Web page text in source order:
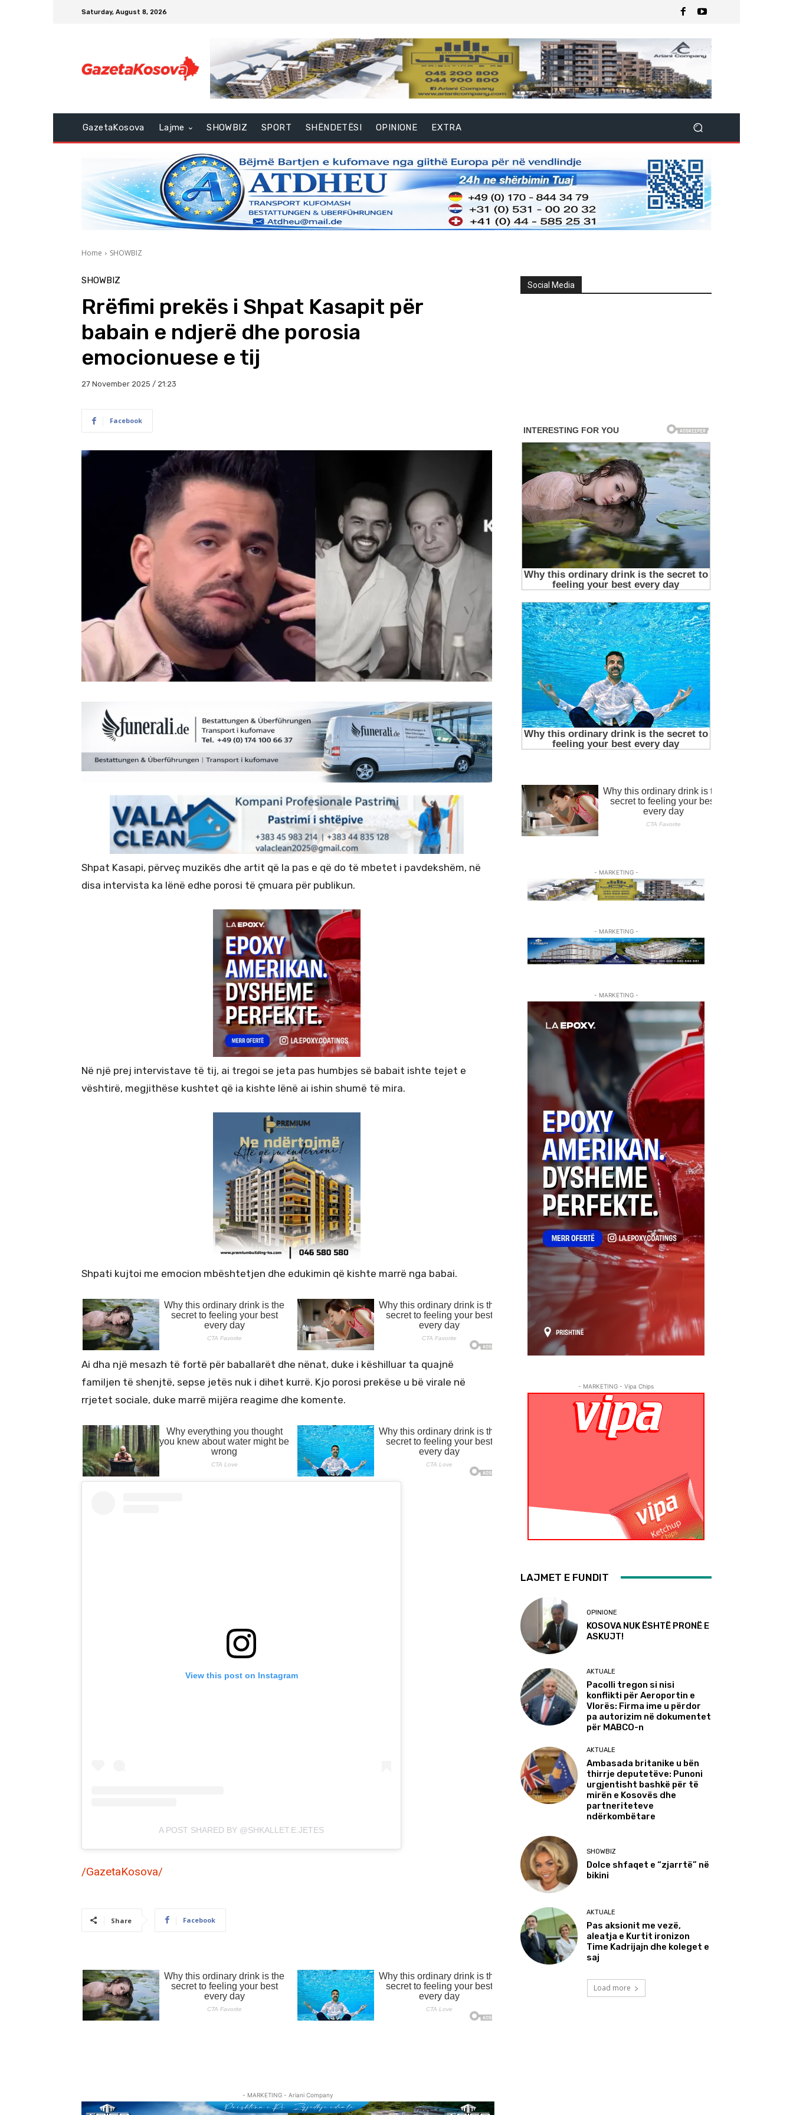
Saturday, August 8, 2026
GazetaKosova Lajme SHOWBIZ SPORT SHËNDETËSI OPINIONE EXTRA
Home SHOWBIZ
SHOWBIZ
Rrëfimi prekës i Shpat Kasapit për
babain e ndjerë dhe porosia
emocionuese e tij
27 November 2025 / 21:23
Facebook
Shpat Kasapi, përveç muzikës dhe artit që la pas e që do të mbetet i pavdekshëm, në
disa intervista ka lënë edhe porosi të çmuara për publikun.
Në një prej intervistave të tij, ai tregoi se jeta pas humbjes së babait ishte tejet e
vështirë, megjithëse kushtet që ia kishte lënë ai ishin shumë të mira.
Shpati kujtoi me emocion mbështetjen dhe edukimin që kishte marrë nga babai.
Ai dha një mesazh të fortë për baballarët dhe nënat, duke i këshilluar ta quajnë
familjen të shenjtë, sepse jetës nuk i dihet kurrë. Kjo porosi prekëse u bë virale në
rrjetet sociale, duke marrë mijëra reagime dhe komente.
View this post on Instagram
A POST SHARED BY @SHKALLET.E.JETES
/GazetaKosova/
Share Facebook
- MARKETING - Ariani Company
Social Media
- MARKETING -
- MARKETING -
- MARKETING -
- MARKETING - Vipa Chips
LAJMET E FUNDIT
OPINIONE
KOSOVA NUK ËSHTË PRONË E
ASKUJT!
AKTUALE
Pacolli tregon si nisi
konflikti për Aeroportin e
Vlorës: Firma ime u përdor
pa autorizim në dokumentet
për MABCO-n
AKTUALE
Ambasada britanike u bën
thirrje deputetëve: Punoni
urgjentisht bashkë për të
mirën e Kosovës dhe
partneriteteve
ndërkombëtare
SHOWBIZ
Dolce shfaqet e “zjarrtë” në
bikini
AKTUALE
Pas aksionit me vezë,
aleatja e Kurtit ironizon
Time Kadrijajn dhe koleget e
saj
Load more